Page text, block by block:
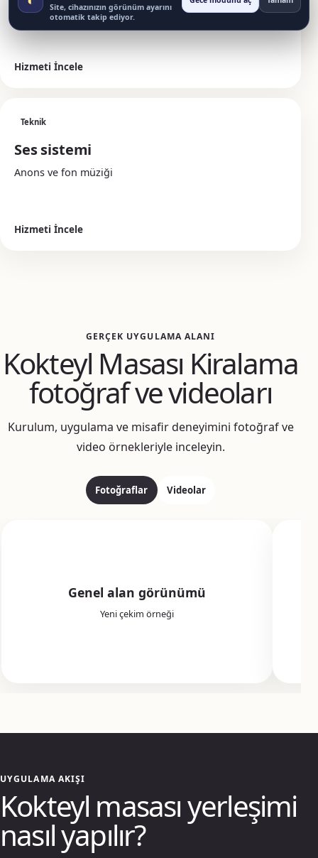
Karşılama ve yönlendirme
Hizmeti İncele
Teknik
Ses sistemi
Anons ve fon müziği
Hizmeti İncele
GERÇEK UYGULAMA ALANI
Kokteyl Masası Kiralama
fotoğraf ve videoları
Kurulum, uygulama ve misafir deneyimini fotoğraf ve
video örnekleriyle inceleyin.
Fotoğraflar Videolar
Genel alan görünümü
Yeni çekim örneği
UYGULAMA AKIŞI
Kokteyl masası yerleşimi
nasıl yapılır?
Site, cihazınızın görünüm ayarını
otomatik takip ediyor.